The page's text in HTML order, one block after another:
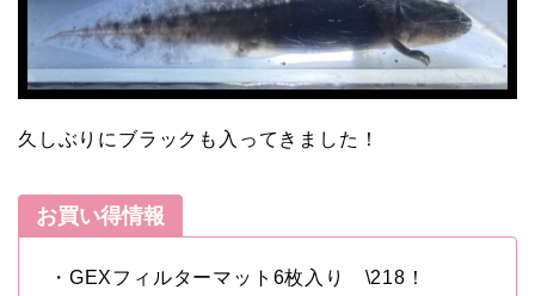
久しぶりにブラックも入ってきました！
お買い得情報
・GEXフィルターマット6枚入り \218！